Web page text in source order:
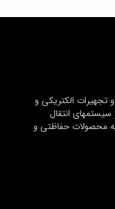
الکتریکی و
انتقال
محصولات حفاظتی و